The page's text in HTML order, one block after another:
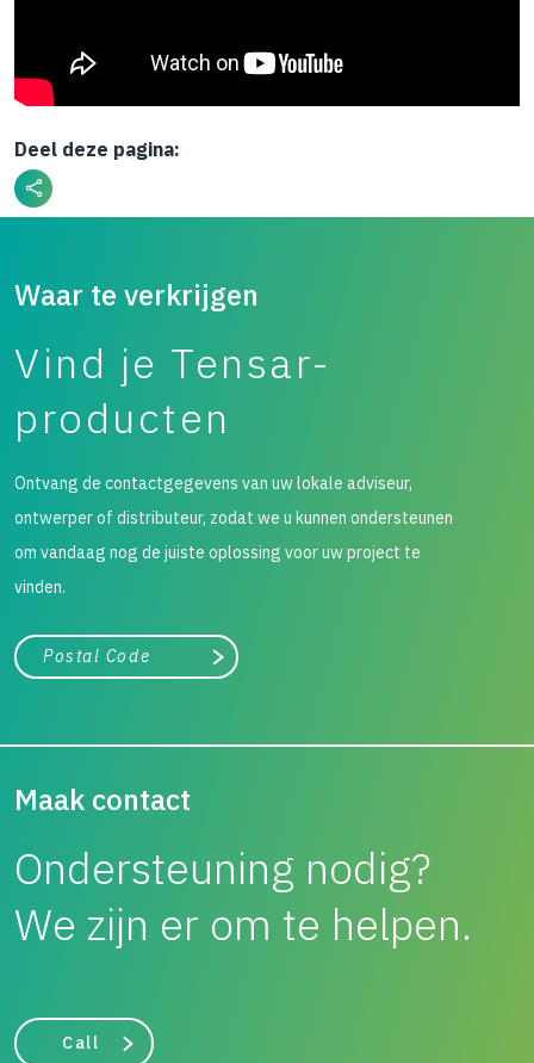
Deel deze pagina:
Waar te verkrijgen
Vind je Tensar-
producten
Ontvang de contactgegevens van uw lokale adviseur,
ontwerper of distributeur, zodat we u kunnen ondersteunen
om vandaag nog de juiste oplossing voor uw project te
vinden.
City, state, or zip/postal code
Search
Maak contact
Ondersteuning nodig?
We zijn er om te helpen.
Call